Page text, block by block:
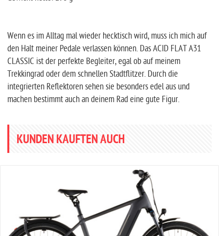
Wenn es im Alltag mal wieder hecktisch wird, muss ich mich auf
den Halt meiner Pedale verlassen können. Das ACID FLAT A31
CLASSIC ist der perfekte Begleiter, egal ob auf meinem
Trekkingrad oder dem schnellen Stadtflitzer. Durch die
integrierten Reflektoren sehen sie besonders edel aus und
machen bestimmt auch an deinem Rad eine gute Figur.
KUNDEN KAUFTEN AUCH